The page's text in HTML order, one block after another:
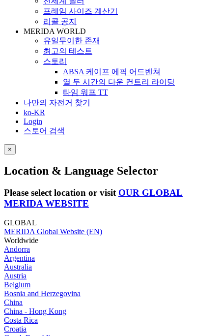
프레임 사이즈 계산기
리콜 공지
MERIDA WORLD
유일무이한 존재
최고의 테스트
스토리
ABSA 케이프 에픽 어드벤쳐
열 두 시간의 다운 컨트리 라이딩
타임 워프 TT
나만의 자전거 찾기
ko-KR
Login
스토어 검색
×
Location & Language Selector
Please select location or visit OUR GLOBAL
MERIDA WEBSITE
GLOBAL
MERIDA Global Website (EN)
Worldwide
Andorra
Argentina
Australia
Austria
Belgium
Bosnia and Herzegovina
China
China - Hong Kong
Costa Rica
Croatia